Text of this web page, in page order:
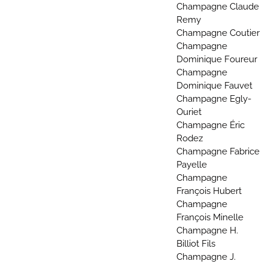
Champagne Claude
Remy
Champagne Coutier
Champagne
Dominique Foureur
Champagne
Dominique Fauvet
Champagne Egly-
Ouriet
Champagne Éric
Rodez
Champagne Fabrice
Payelle
Champagne
François Hubert
Champagne
François Minelle
Champagne H.
Billiot Fils
Champagne J.